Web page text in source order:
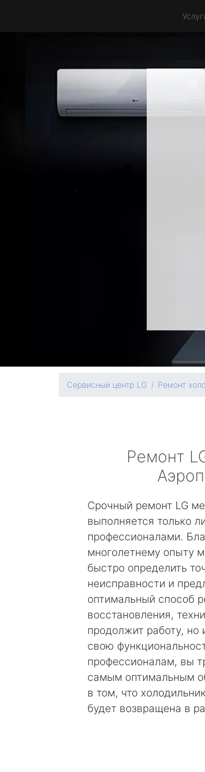
Сервисный центр LG Ремонт
Ремонт
Срочный ремонт LG
выполняется только
профессионалами.
многолетнему опыту
быстро определить
неисправности и
оптимальный способ
восстановления,
продолжит работу, но
свою
профессионалам, вы
самым оптимальным
в том, что
будет возвращена в